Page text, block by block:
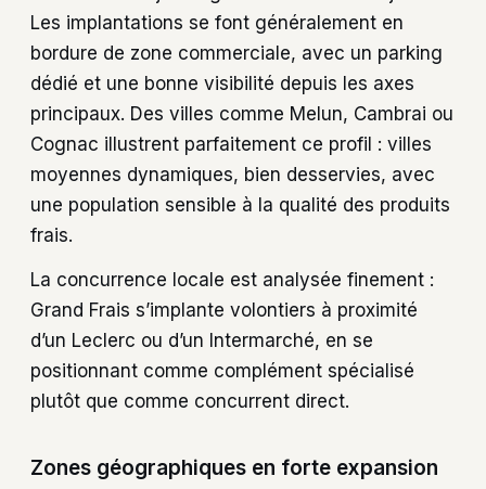
Les implantations se font généralement en
bordure de zone commerciale, avec un parking
dédié et une bonne visibilité depuis les axes
principaux. Des villes comme Melun, Cambrai ou
Cognac illustrent parfaitement ce profil : villes
moyennes dynamiques, bien desservies, avec
une population sensible à la qualité des produits
frais.
La concurrence locale est analysée finement :
Grand Frais s’implante volontiers à proximité
d’un Leclerc ou d’un Intermarché, en se
positionnant comme complément spécialisé
plutôt que comme concurrent direct.
Zones géographiques en forte expansion